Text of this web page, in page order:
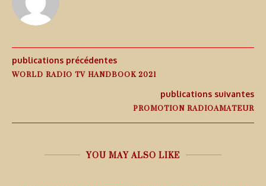
publications précédentes
WORLD RADIO TV HANDBOOK 2021
publications suivantes
PROMOTION RADIOAMATEUR
YOU MAY ALSO LIKE